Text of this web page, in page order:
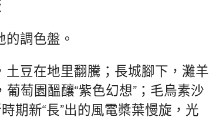
調色盤。
豆在地里翻騰；長城腳下，灘羊
萄園醞釀“紫色幻想”；毛烏素沙
期新“長”出的風電槳葉慢旋，光